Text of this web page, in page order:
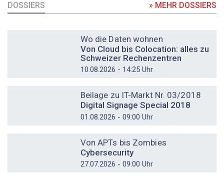
DOSSIERS » MEHR DOSSIERS
Wo die Daten wohnen
Von Cloud bis Colocation: alles zu
Schweizer Rechenzentren
10.08.2026 - 14:25 Uhr
Beilage zu IT-Markt Nr. 03/2018
Digital Signage Special 2018
01.08.2026 - 09:00 Uhr
Von APTs bis Zombies
Cybersecurity
27.07.2026 - 09:00 Uhr